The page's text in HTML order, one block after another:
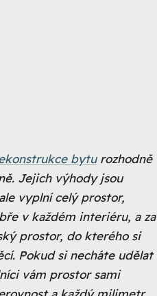
byturozhodně
Jejich výhody jsou
vyplní celý prostor,
v každém interiéru, a za
prostor, do kterého si
Pokud si necháte udělat
vám prostor sami